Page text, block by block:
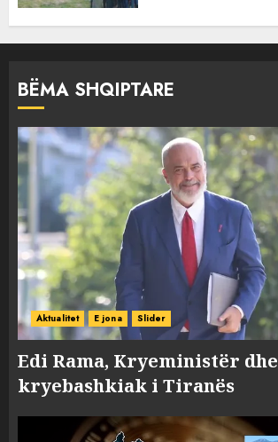
BËMA SHQIPTARE
Aktualitet E jona Slider
Edi Rama, Kryeministër dhe
kryebashkiak i Tiranës